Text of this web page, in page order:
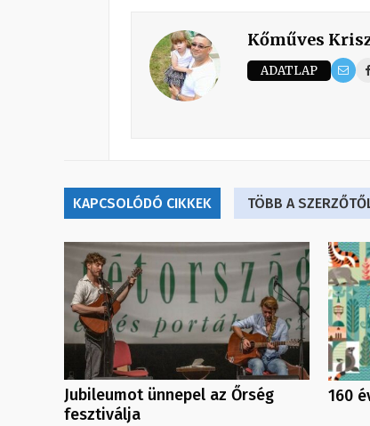
Kőműves
ADATLAP
KAPCSOLÓDÓ CIKKEK TÖBB A
Jubileumot ünnepel az Őrség
fesztiválja
160